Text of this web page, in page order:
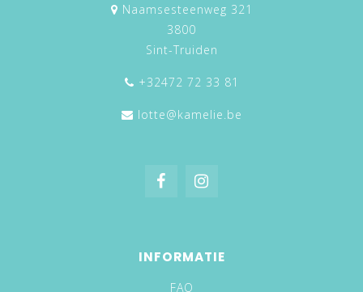
Naamsesteenweg 321
3800
Sint-Truiden
+32472 72 33 81
lotte@kamelie.be
INFORMATIE
FAQ